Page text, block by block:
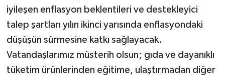
iyileşen enflasyon beklentileri ve destekleyici
talep şartları yılın ikinci yarısında enflasyondaki
düşüşün sürmesine katkı sağlayacak.
Vatandaşlarımız müsterih olsun; gıda ve dayanıklı
tüketim ürünlerinden eğitime, ulaştırmadan diğer